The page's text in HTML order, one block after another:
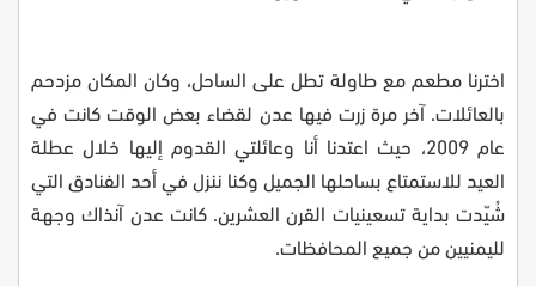
اخترنا مطعم مع طاولة تطل على الساحل، وكان المكان مزدحم
بالعائلات. آخر مرة زرت فيها عدن لقضاء بعض الوقت كانت في
عام 2009، حيث اعتدنا أنا وعائلتي القدوم إليها خلال عطلة
العيد للاستمتاع بساحلها الجميل وكنا ننزل في أحد الفنادق التي
شُيّدت بداية تسعينيات القرن العشرين. كانت عدن آنذاك وجهة
لليمنيين من جميع المحافظات.